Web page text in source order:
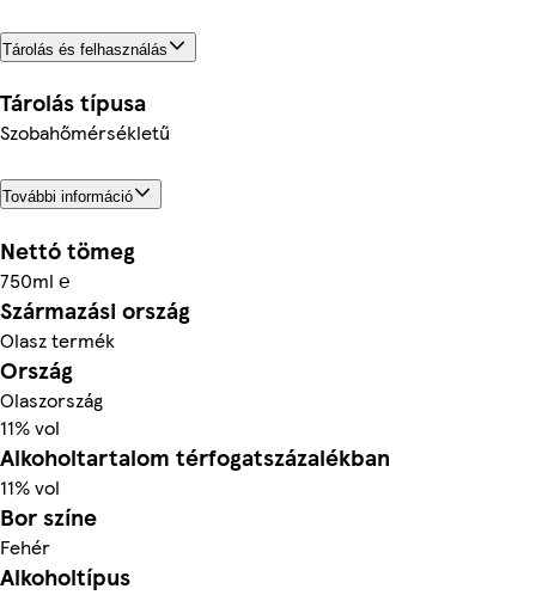
Tárolás és felhasználás
Tárolás típusa
Szobahőmérsékletű
További információ
Nettó tömeg
750ml ℮
Származási ország
Olasz termék
Ország
Olaszország
11% vol
Alkoholtartalom térfogatszázalékban
11% vol
Bor színe
Fehér
Alkoholtípus